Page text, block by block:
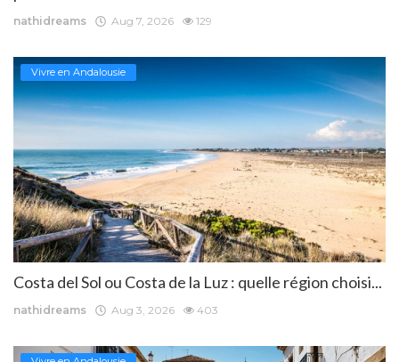
nathidreams Aug 7, 2026 129
Vivre en Andalousie
Costa del Sol ou Costa de la Luz : quelle région choisi...
nathidreams Aug 3, 2026 403